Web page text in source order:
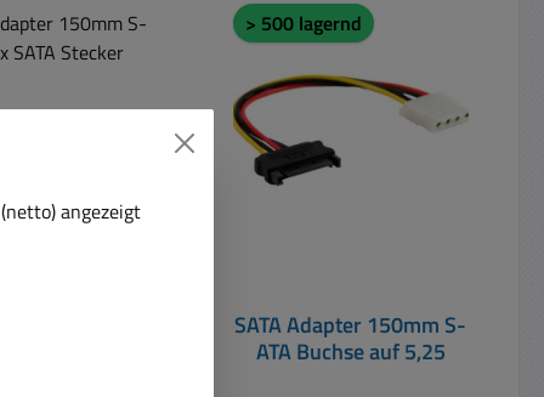
> 500 lagernd
SATA Adapter 150mm S-
ATA Buchse auf 5,25
angezeigt